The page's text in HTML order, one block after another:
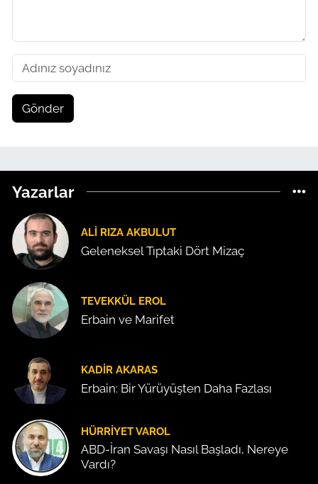
Gönder
Yazarlar
ALI RIZA AKBULUT
Geleneksel Tıptaki Dört Mizaç
TEVEKKÜL EROL
Erbain ve Marifet
KADIR AKARAS
Erbain: Bir Yürüyüşten Daha Fazlası
HÜRRIYET VAROL
ABD-İran Savaşı Nasıl Başladı, Nereye
Vardı?